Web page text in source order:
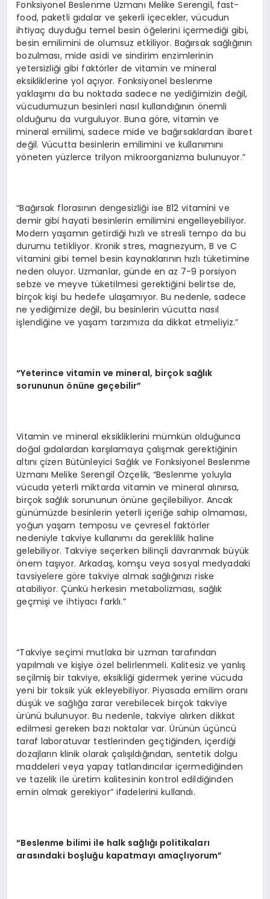
Fonksiyonel Beslenme Uzmanı Melike Serengil, fast-
food, paketli gıdalar ve şekerli içecekler, vücudun
ihtiyaç duyduğu temel besin öğelerini içermediği gibi,
besin emilimini de olumsuz etkiliyor. Bağırsak sağlığının
bozulması, mide asidi ve sindirim enzimlerinin
yetersizliği gibi faktörler de vitamin ve mineral
eksikliklerine yol açıyor. Fonksiyonel beslenme
yaklaşımı da bu noktada sadece ne yediğimizin değil,
vücudumuzun besinleri nasıl kullandığının önemli
olduğunu da vurguluyor. Buna göre, vitamin ve
mineral emilimi, sadece mide ve bağırsaklardan ibaret
değil. Vücutta besinlerin emilimini ve kullanımını
yöneten yüzlerce trilyon mikroorganizma bulunuyor.”
“Bağırsak florasının dengesizliği ise B12 vitamini ve
demir gibi hayati besinlerin emilimini engelleyebiliyor.
Modern yaşamın getirdiği hızlı ve stresli tempo da bu
durumu tetikliyor. Kronik stres, magnezyum, B ve C
vitamini gibi temel besin kaynaklarının hızlı tüketimine
neden oluyor. Uzmanlar, günde en az 7-9 porsiyon
sebze ve meyve tüketilmesi gerektiğini belirtse de,
birçok kişi bu hedefe ulaşamıyor. Bu nedenle, sadece
ne yediğimize değil, bu besinlerin vücutta nasıl
işlendiğine ve yaşam tarzımıza da dikkat etmeliyiz.”
“Yeterince vitamin ve mineral, birçok sağlık
sorununun önüne geçebilir”
Vitamin ve mineral eksikliklerini mümkün olduğunca
doğal gıdalardan karşılamaya çalışmak gerektiğinin
altını çizen Bütünleyici Sağlık ve Fonksiyonel Beslenme
Uzmanı Melike Serengil Özçelik, “Beslenme yoluyla
vücuda yeterli miktarda vitamin ve mineral alınırsa,
birçok sağlık sorununun önüne geçilebiliyor. Ancak
günümüzde besinlerin yeterli içeriğe sahip olmaması,
yoğun yaşam temposu ve çevresel faktörler
nedeniyle takviye kullanımı da gereklilik haline
gelebiliyor. Takviye seçerken bilinçli davranmak büyük
önem taşıyor. Arkadaş, komşu veya sosyal medyadaki
tavsiyelere göre takviye almak sağlığınızı riske
atabiliyor. Çünkü herkesin metabolizması, sağlık
geçmişi ve ihtiyacı farklı.”
“Takviye seçimi mutlaka bir uzman tarafından
yapılmalı ve kişiye özel belirlenmeli. Kalitesiz ve yanlış
seçilmiş bir takviye, eksikliği gidermek yerine vücuda
yeni bir toksik yük ekleyebiliyor. Piyasada emilim oranı
düşük ve sağlığa zarar verebilecek birçok takviye
ürünü bulunuyor. Bu nedenle, takviye alırken dikkat
edilmesi gereken bazı noktalar var. Ürünün üçüncü
taraf laboratuvar testlerinden geçtiğinden, içerdiği
dozajların klinik olarak çalışıldığından, sentetik dolgu
maddeleri veya yapay tatlandırıcılar içermediğinden
ve tazelik ile üretim kalitesinin kontrol edildiğinden
emin olmak gerekiyor” ifadelerini kullandı.
“Beslenme bilimi ile halk sağlığı politikaları
arasındaki boşluğu kapatmayı amaçlıyorum”